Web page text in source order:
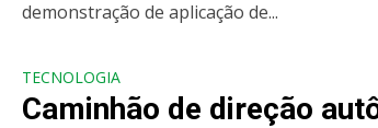
demonstração de aplicação de...
TECNOLOGIA
Caminhão de direção